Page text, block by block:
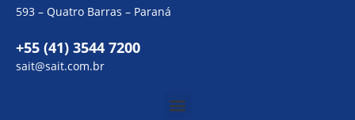
593 – Quatro Barras – Paraná
+55 (41) 3544 7200
sait@sait.com.br
Menu